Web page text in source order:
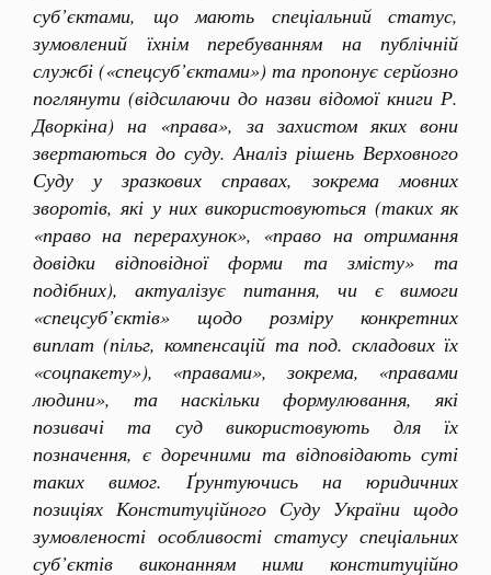
суб’єктами, що мають спеціальний статус,
зумовлений їхнім перебуванням на публічній
службі («спецсуб’єктами») та пропонує серйозно
поглянути (відсилаючи до назви відомої книги Р.
Дворкіна) на «права», за захистом яких вони
звертаються до суду. Аналіз рішень Верховного
Суду у зразкових справах, зокрема мовних
зворотів, які у них використовуються (таких як
«право на перерахунок», «право на отримання
довідки відповідної форми та змісту» та
подібних), актуалізує питання, чи є вимоги
«спецсуб’єктів» щодо розміру конкретних
виплат (пільг, компенсацій та под. складових їх
«соцпакету»), «правами», зокрема, «правами
людини», та наскільки формулювання, які
позивачі та суд використовують для їх
позначення, є доречними та відповідають суті
таких вимог. Ґрунтуючись на юридичних
позиціях Конституційного Суду України щодо
зумовленості особливості статусу спеціальних
суб’єктів виконанням ними конституційно